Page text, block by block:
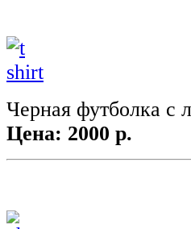
Черная футболка с
Цена: 2000 р.